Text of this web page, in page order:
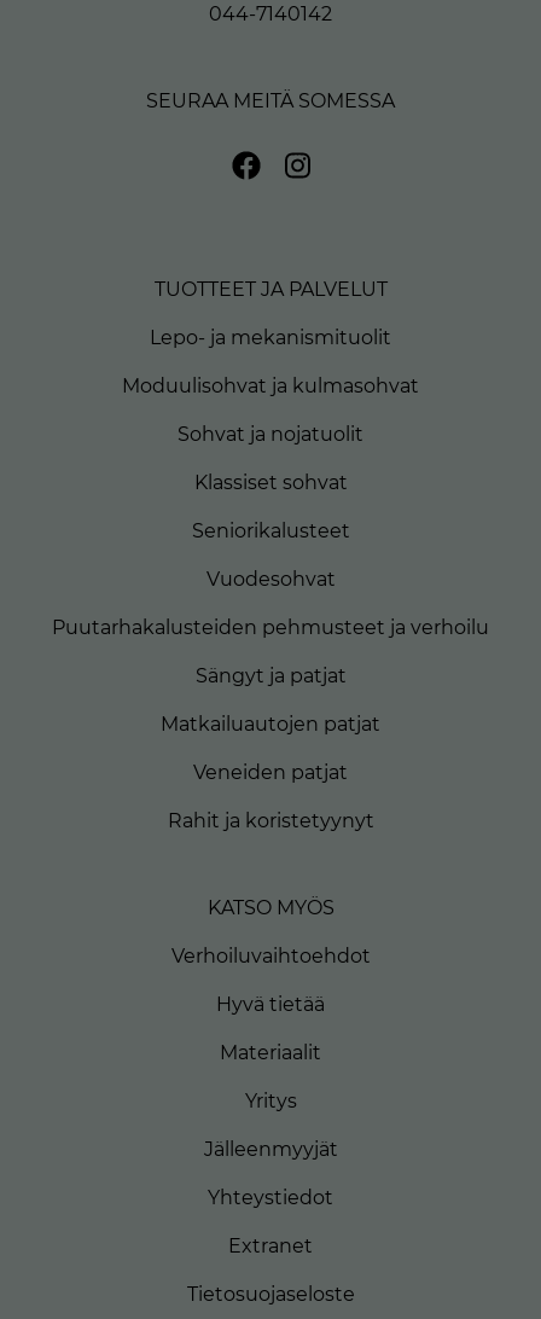
044-7140142
SEURAA MEITÄ SOMESSA
TUOTTEET JA PALVELUT
Lepo- ja mekanismituolit
Moduulisohvat ja kulmasohvat
Sohvat ja nojatuolit
Klassiset sohvat
Seniorikalusteet
Vuodesohvat
Puutarhakalusteiden pehmusteet ja verhoilu
Sängyt ja patjat
Matkailuautojen patjat
Veneiden patjat
Rahit ja koristetyynyt
KATSO MYÖS
Verhoiluvaihtoehdot
Hyvä tietää
Materiaalit
Yritys
Jälleenmyyjät
Yhteystiedot
Extranet
Tietosuojaseloste